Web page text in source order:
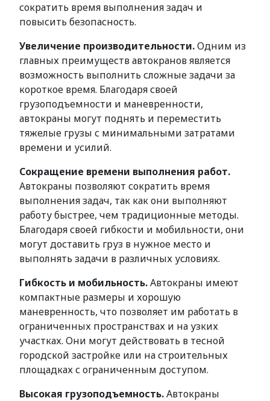
сократить время выполнения задач и
повысить безопасность.
Увеличение производительности.Одним из
главных преимуществ автокранов является
возможность выполнить сложные задачи за
короткое время. Благодаря своей
грузоподъемности и маневренности,
автокраны могут поднять и переместить
тяжелые грузы с минимальными затратами
времени и усилий.
Сокращение времени выполнения работ.
Автокраны позволяют сократить время
выполнения задач, так как они выполняют
работу быстрее, чем традиционные методы.
Благодаря своей гибкости и мобильности, они
могут доставить груз в нужное место и
выполнять задачи в различных условиях.
Гибкость и мобильность.Автокраны имеют
компактные размеры и хорошую
маневренность, что позволяет им работать в
ограниченных пространствах и на узких
участках. Они могут действовать в тесной
городской застройке или на строительных
площадках с ограниченным доступом.
Высокая грузоподъемность.Автокраны